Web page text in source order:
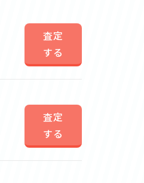
査定
する
査定
する